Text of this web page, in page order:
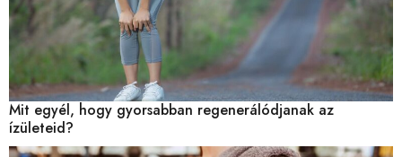
Mit egyél, hogy gyorsabban regenerálódjanak az
ízületeid?